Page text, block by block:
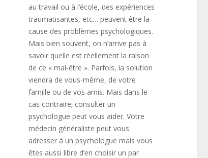
au travail ou à l’école, des expériences
traumatisantes, etc… peuvent être la
cause des problèmes psychologiques.
Mais bien souvent, on n’arrive pas à
savoir quelle est réellement la raison
de ce « mal-être ». Parfois, la solution
viendra de vous-même, de votre
famille ou de vos amis. Mais dans le
cas contraire; consulter un
psychologue peut vous aider. Votre
médecin généraliste peut vous
adresser à un psychologue mais vous
êtes aussi libre d’en choisir un par